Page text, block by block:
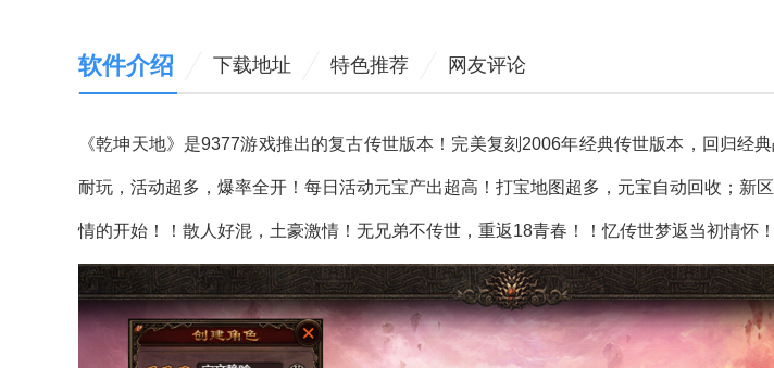
软件介绍 下载地址 特色推荐 网友评论
《乾坤天地》是9377游戏推出的复古传世版本！完美复刻2006年经典传世版本，回归经
耐玩，活动超多，爆率全开！每日活动元宝产出超高！打宝地图超多，元宝自动回收；新
情的开始！！散人好混，土豪激情！无兄弟不传世，重返18青春！！忆传世梦返当初情怀！